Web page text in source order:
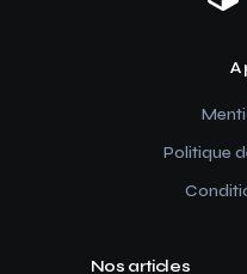
A
Politique
Nos articles